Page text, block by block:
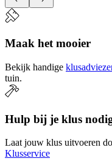
Maak het mooier
Bekijk handige
tuin.
Hulp bij je klus
Laat jouw klus uitvoeren
Klusservice